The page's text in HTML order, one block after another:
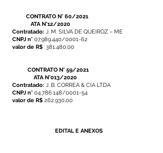
CONTRATO N° 60/2021
ATA N°12/2020
Contratado: J. M. SILVA DE QUEIROZ – ME
CNPJ n° 07.989.440/0001-62
valor de R$ 381.480,00
CONTRATO N° 59/2021
ATA N°013/2020
Contratado: J. B. CORREA & CIA LTDA
CNPJ n° 04.786.148/0001-54
valor de R$ 262.930,00
EDITAL E ANEXOS